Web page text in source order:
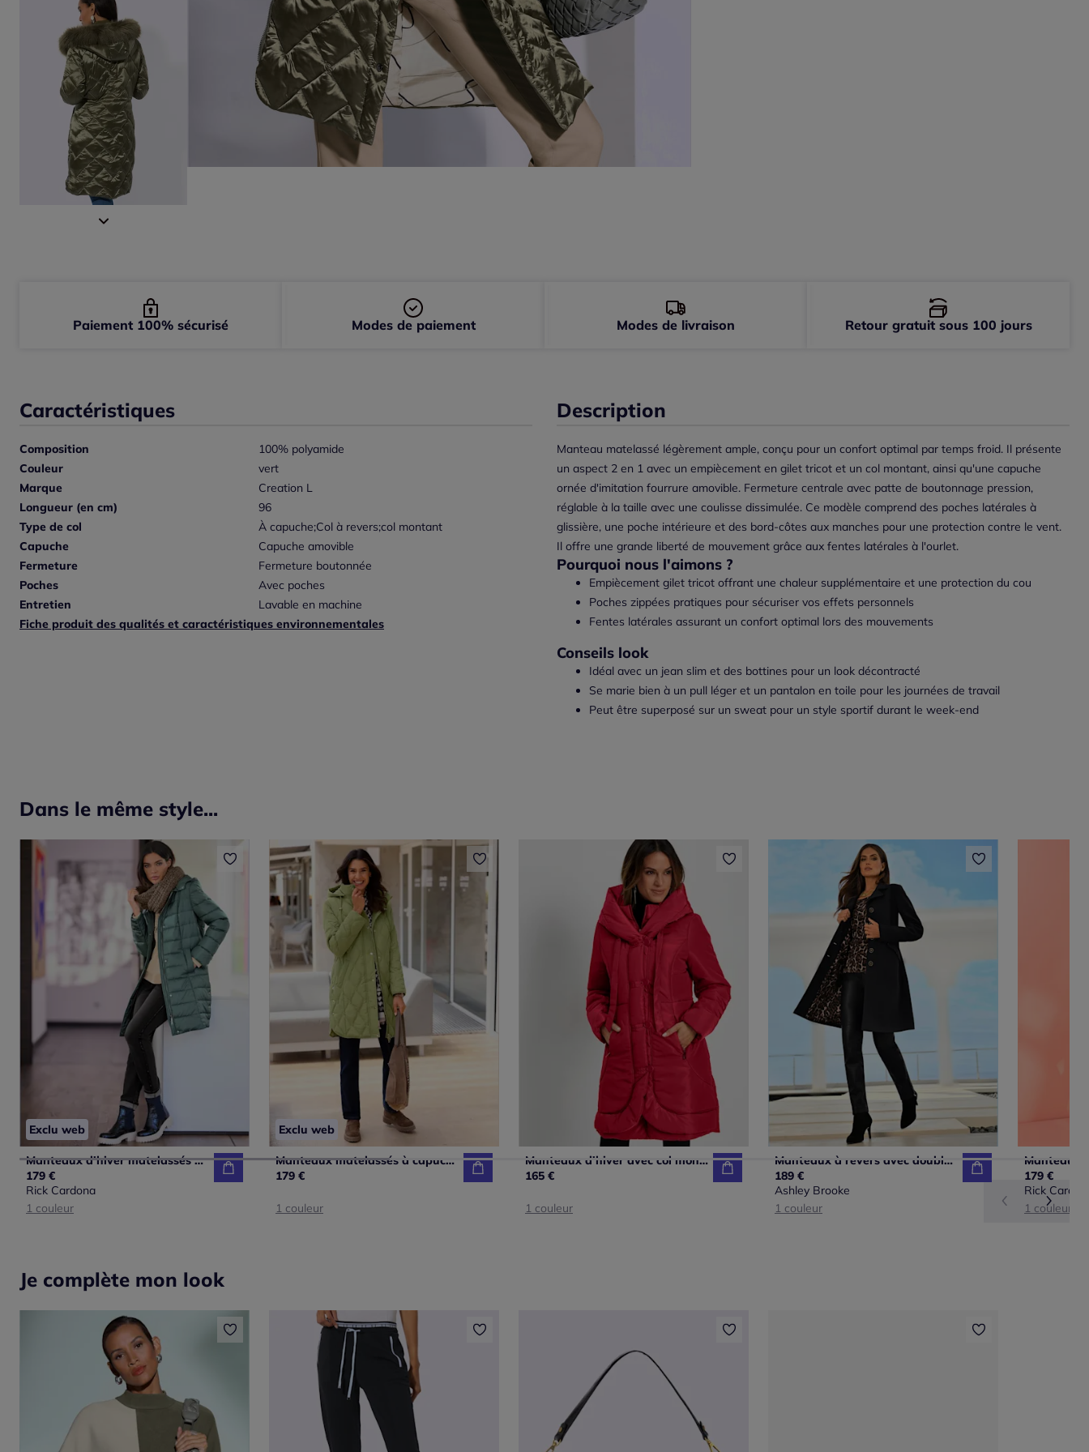
Caractéristiques
Composition
100% polyamide
Couleur
vert
Marque
Creation L
Longueur (en cm)
96
Type de col
À capuche;Col à revers;col montant
Capuche
Capuche amovible
Fermeture
Fermeture boutonnée
Poches
Avec poches
Entretien
Lavable en machine
Fiche produit des qualités et caractéristiques environnementales
Description
Manteau matelassé légèrement ample, conçu pour un confort optimal par temps froid. Il présente
un aspect 2 en 1 avec un empiècement en gilet tricot et un col montant, ainsi qu'une capuche
ornée d'imitation fourrure amovible. Fermeture centrale avec patte de boutonnage pression,
réglable à la taille avec une coulisse dissimulée. Ce modèle comprend des poches latérales à
glissière, une poche intérieure et des bord-côtes aux manches pour une protection contre le vent.
Il offre une grande liberté de mouvement grâce aux fentes latérales à l'ourlet.
Pourquoi nous l'aimons ?
Empiècement gilet tricot offrant une chaleur supplémentaire et une protection du cou
Poches zippées pratiques pour sécuriser vos effets personnels
Fentes latérales assurant un confort optimal lors des mouvements
Conseils look
Idéal avec un jean slim et des bottines pour un look décontracté
Se marie bien à un pull léger et un pantalon en toile pour les journées de travail
Peut être superposé sur un sweat pour un style sportif durant le week-end
Paiement 100% sécurisé Modes de paiement Modes de livraison Retour gratuit sous 100 jours
Dans le même style...
Exclu web
Manteaux d'hiver matelassés avec capuche et poches pratiques
179 €
Rick Cardona
1 couleur
Exclu web
Manteaux matelassés à capuche amovible avec poches pratiques
179 €
1 couleur
Manteaux d'hiver avec col montant et poche zippée
165 €
1 couleur
Manteaux à revers avec doublure léopard et poches rabat
189 €
Ashley Brooke
1 couleur
179 €
Rick
1 couleur
Je complète mon look